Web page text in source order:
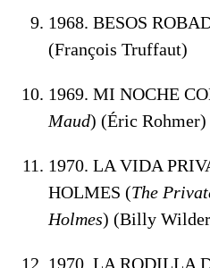
1968. BESOS
(François Truffaut)
1969. MI NOCHE
Maud) (Éric Rohmer)
1970. LA VIDA
HOLMES (The
Holmes) (Billy
1970. LA RODILLA